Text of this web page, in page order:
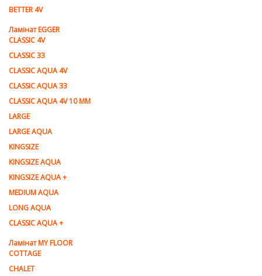
BETTER 4V
Ламiнат EGGER
CLASSIC 4V
CLASSIC 33
CLASSIC AQUA 4V
CLASSIC AQUA 33
CLASSIC AQUA 4V 10 MM
LARGE
LARGE AQUA
KINGSIZE
KINGSIZE AQUA
KINGSIZE AQUA +
MEDIUM AQUA
LONG AQUA
CLASSIC AQUA +
Ламінат MY FLOOR
COTTAGE
CHALET